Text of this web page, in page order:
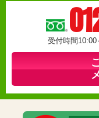
受付時間10:00